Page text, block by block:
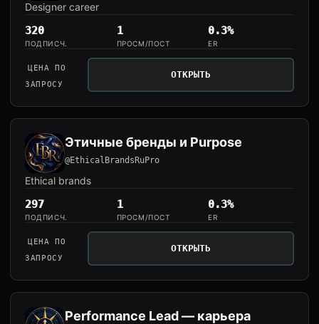
Designer career
320
ПОДПИСЧ.
1
ПРОСМ/ПОСТ
0.3%
ER
ЦЕНА ПО
ЗАПРОСУ
ОТКРЫТЬ
Этичные бренды и Purpose
@EthicalBrandsRuPro
Ethical brands
297
ПОДПИСЧ.
1
ПРОСМ/ПОСТ
0.3%
ER
ЦЕНА ПО
ЗАПРОСУ
ОТКРЫТЬ
Performance Lead — карьера